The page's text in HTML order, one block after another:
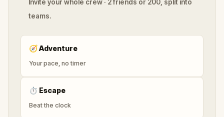
Invite your whole crew · 2 friends or 200, split into
teams.
🧭Adventure
Your pace, no timer
⏱ Escape
Beat the clock